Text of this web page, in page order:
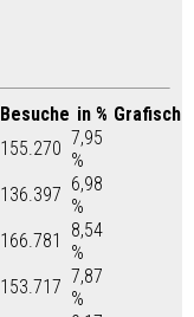
Besuche in % Grafisch
155.270 7,95
%
136.397 6,98
%
166.781
8,54
%
153.717 7,87
%